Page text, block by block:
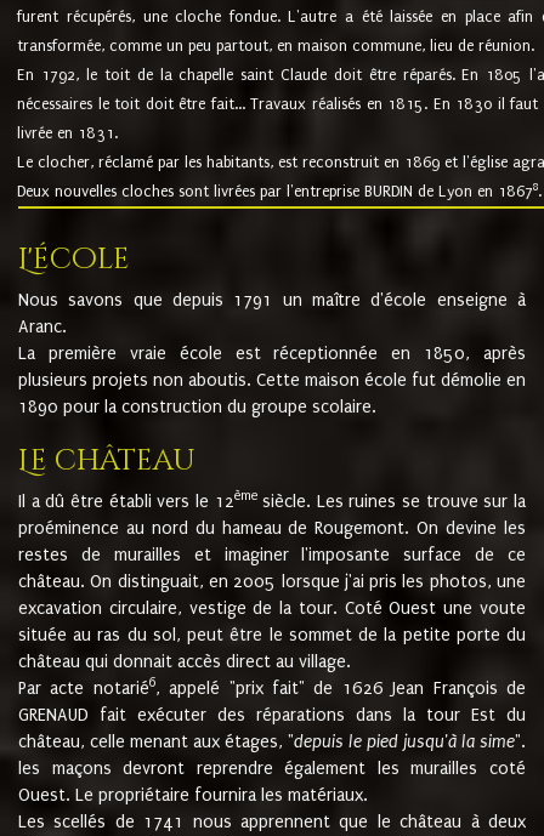
furent récupérés, une cloche fondue. L'autre a été laissée en place
transformée, comme un peu partout, en maison commune, lieu de réunion.
En 1792, le toit de la chapelle saint Claude doit être réparés. En 1805
nécessaires le toit doit être fait... Travaux réalisés en 1815. En 1830 il
livrée en 1831.
Le clocher, réclamé par les habitants, est reconstruit en 1869 et l'église
Deux nouvelles cloches sont livrées par l'entreprise BURDIN de Lyon en 18678.
L'école
Nous savons que depuis 1791 un maître d'école enseigne à
Aranc.
La première vraie école est réceptionnée en 1850, après
plusieurs projets non aboutis. Cette maison école fut démolie en
1890 pour la construction du groupe scolaire.
Le château
Il a dû être établi vers le 12èmesiècle. Les ruines se trouve sur la
proéminence au nord du hameau de Rougemont. On devine les
restes de murailles et imaginer l'imposante surface de ce
château. On distinguait, en 2005 lorsque j'ai pris les photos, une
excavation circulaire, vestige de la tour. Coté Ouest une voute
située au ras du sol, peut être le sommet de la petite porte du
château qui donnait accès direct au village.
Par acte notarié6, appelé "prix fait" de 1626 Jean François de
GRENAUD fait exécuter des réparations dans la tour Est du
château, celle menant aux étages, "depuis le pied jusqu'à la sime".
les maçons devront reprendre également les murailles coté
Ouest. Le propriétaire fournira les matériaux.
Les scellés de 1741 nous apprennent que le château à deux